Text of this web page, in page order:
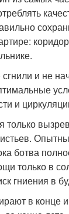
и не
и
только
ботва
только в
гниения в
в конце